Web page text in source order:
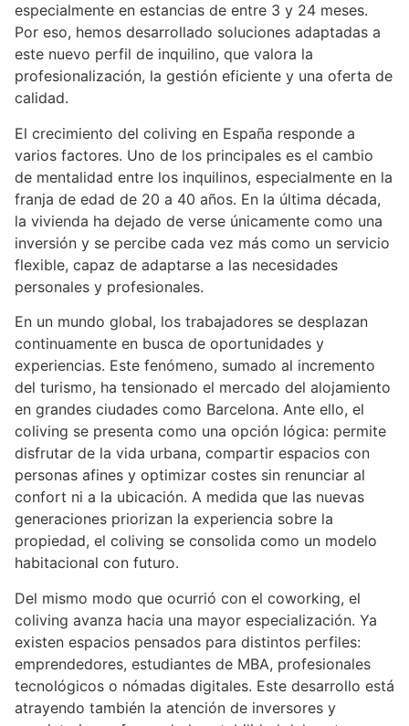
especialmente en estancias de entre 3 y 24 meses.
Por eso, hemos desarrollado soluciones adaptadas a
este nuevo perfil de inquilino, que valora la
profesionalización, la gestión eficiente y una oferta de
calidad.
El crecimiento del coliving en España responde a
varios factores. Uno de los principales es el cambio
de mentalidad entre los inquilinos, especialmente en la
franja de edad de 20 a 40 años. En la última década,
la vivienda ha dejado de verse únicamente como una
inversión y se percibe cada vez más como un servicio
flexible, capaz de adaptarse a las necesidades
personales y profesionales.
En un mundo global, los trabajadores se desplazan
continuamente en busca de oportunidades y
experiencias. Este fenómeno, sumado al incremento
del turismo, ha tensionado el mercado del alojamiento
en grandes ciudades como Barcelona. Ante ello, el
coliving se presenta como una opción lógica: permite
disfrutar de la vida urbana, compartir espacios con
personas afines y optimizar costes sin renunciar al
confort ni a la ubicación. A medida que las nuevas
generaciones priorizan la experiencia sobre la
propiedad, el coliving se consolida como un modelo
habitacional con futuro.
Del mismo modo que ocurrió con el coworking, el
coliving avanza hacia una mayor especialización. Ya
existen espacios pensados para distintos perfiles:
emprendedores, estudiantes de MBA, profesionales
tecnológicos o nómadas digitales. Este desarrollo está
atrayendo también la atención de inversores y